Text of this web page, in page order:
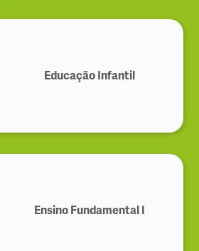
Educação Infantil
Ensino Fundamental I